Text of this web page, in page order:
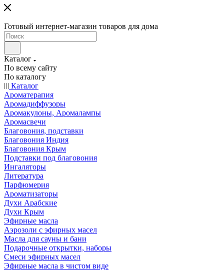
Готовый интернет-магазин товаров для дома
Каталог
По всему сайту
По каталогу
Каталог
Ароматерапия
Аромадиффузоры
Аромакулоны, Аромалампы
Аромасвечи
Благовония, подставки
Благовония Индия
Благовония Крым
Подставки под благовония
Ингаляторы
Литература
Парфюмерия
Ароматизаторы
Духи Арабские
Духи Крым
Эфирные масла
Аэрозоли с эфирных масел
Масла для сауны и бани
Подарочные открытки, наборы
Смеси эфирных масел
Эфирные масла в чистом виде